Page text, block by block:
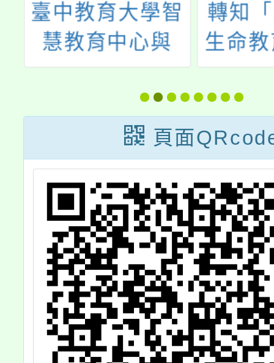
臺中教育大學智
慧教育中心與
理「人工智慧師
資培育系列課
程」活動訊息
轉知
生命
會」
份，
師參
頁面